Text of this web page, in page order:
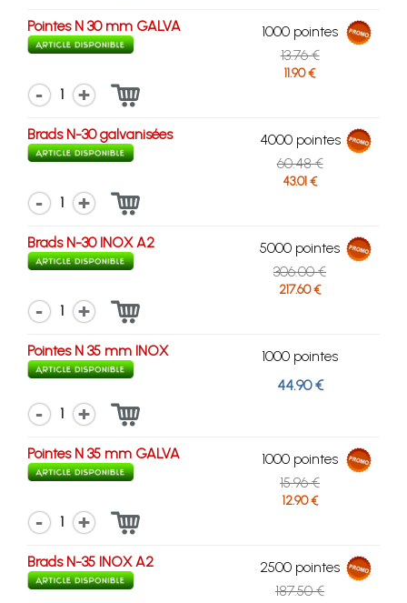
Pointes N 30 mm GALVA
1000 pointes
13.76 €
11.90 €
1
Brads N-30 galvanisées
4000 pointes
60.48 €
43.01 €
1
Brads N-30 INOX A2
5000 pointes
306.00 €
217.60 €
1
Pointes N 35 mm INOX
1000 pointes
44.90 €
1
Pointes N 35 mm GALVA
1000 pointes
15.96 €
12.90 €
1
Brads N-35 INOX A2
2500 pointes
187.50 €